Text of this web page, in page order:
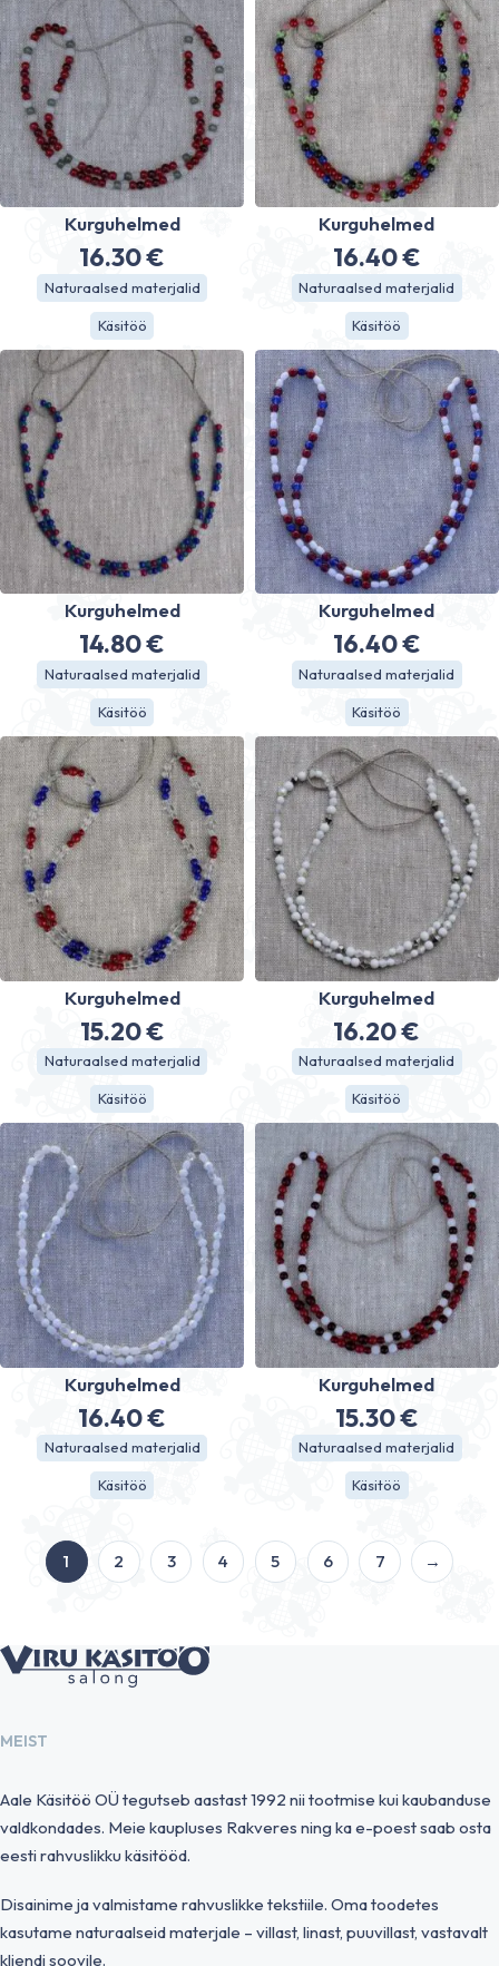
Kurguhelmed
16.30€
Naturaalsed materjalid
Käsitöö
Kurguhelmed
16.40€
Naturaalsed materjalid
Käsitöö
Kurguhelmed
14.80€
Naturaalsed materjalid
Käsitöö
Kurguhelmed
16.40€
Naturaalsed materjalid
Käsitöö
Kurguhelmed
15.20€
Naturaalsed materjalid
Käsitöö
Kurguhelmed
16.20€
Naturaalsed materjalid
Käsitöö
Kurguhelmed
16.40€
Naturaalsed materjalid
Käsitöö
Kurguhelmed
15.30€
Naturaalsed materjalid
Käsitöö
1 2 3 4 5 6 7 →
MEIST
Aale Käsitöö OÜ tegutseb aastast 1992 nii tootmise kui kaubanduse
valdkondades. Meie kaupluses Rakveres ning ka e-poest saab osta
eesti rahvuslikku käsitööd.
Disainime ja valmistame rahvuslikke tekstiile. Oma toodetes
kasutame naturaalseid materjale – villast, linast, puuvillast, vastavalt
kliendi soovile.